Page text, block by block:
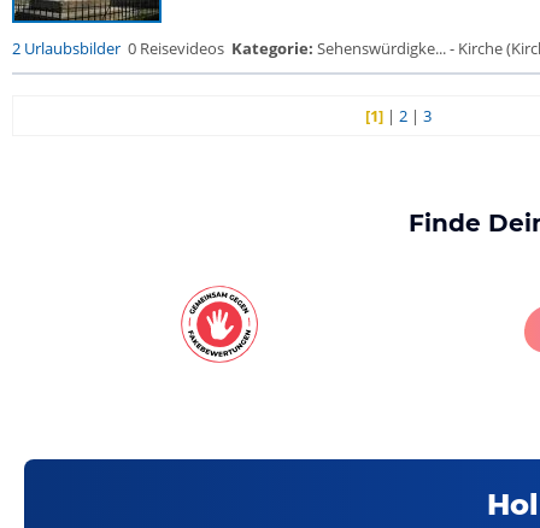
2 Urlaubsbilder 0 Reisevideos Kategorie: Sehenswürdigke... - Kirche
[1] |2 |3
Finde